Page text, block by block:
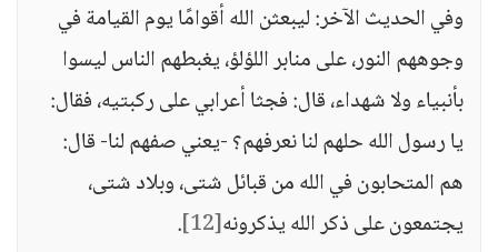
وفي الحديث الآخر: ليبعثن الله أقوامًا يوم القيامة في
وجوههم النور، على منابر اللؤلؤ، يغبطهم الناس ليسوا
بأنبياء ولا شهداء، قال: فجثا أعرابي على ركبتيه، فقال:
يا رسول الله حلهم لنا نعرفهم؟ -يعني صفهم لنا- قال:
هم المتحابون في الله من قبائل شتى، وبلاد شتى،
يجتمعون على ذكر الله يذكرونه[12]
.